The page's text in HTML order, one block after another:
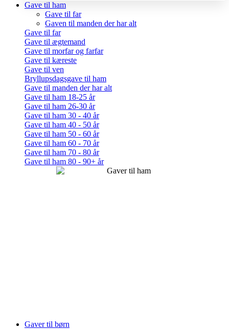
Gave til ham
Gave til far
Gaven til manden der har alt
Gave til far
Gave til ægtemand
Gave til morfar og farfar
Gave til kæreste
Gave til ven
Bryllupsdagsgave til ham
Gave til manden der har alt
Gave til ham 18-25 år
Gave til ham 26-30 år
Gave til ham 30 - 40 år
Gave til ham 40 - 50 år
Gave til ham 50 - 60 år
Gave til ham 60 - 70 år
Gave til ham 70 - 80 år
Gave til ham 80 - 90+ år
Gaver til børn